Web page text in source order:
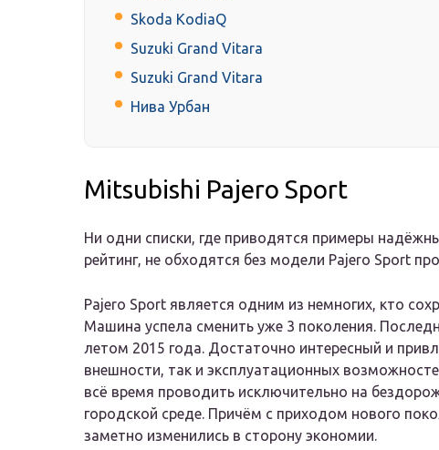
Skoda KodiaQ
Suzuki Grand Vitara
Suzuki Grand Vitara
Нива Урбан
Mitsubishi Pajero Sport
Ни одни списки, где приводятся примеры
рейтинг, не обходятся без модели Pajero Sport
Pajero Sport является одним из немногих, кто
Машина успела сменить уже 3 поколения.
летом 2015 года. Достаточно интересный и
внешности, так и эксплуатационных
всё время проводить исключительно на
городской среде. Причём с приходом нового
заметно изменились в сторону экономии.